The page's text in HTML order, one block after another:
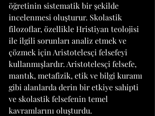
öğretinin sistematik bir şekilde
incelenmesi oluşturur. Skolastik
filozoflar, özellikle Hristiyan teolojisi
ile ilgili sorunları analiz etmek ve
çözmek için Aristotelesçi felsefeyi
kullanmışlardır. Aristotelesçi felsefe,
mantık, metafizik, etik ve bilgi kuramı
gibi alanlarda derin bir etkiye sahipti
ve skolastik felsefenin temel
kavramlarını oluşturdu.